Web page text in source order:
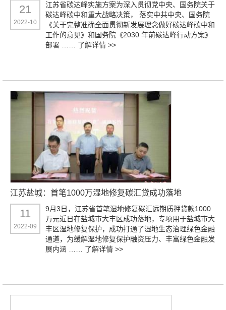
21
2022-10
江苏省碳达峰实施方案为深入贯彻党中央、国务院关于
碳达峰碳中和重大战略决策， 落实中共中央、国务院
《关于完整准确全面贯彻新发展理念做好碳达峰碳中和
工作的意见》和国务院《2030 年前碳达峰行动方案》
部署 …… 了解详情 >>
江苏盐城：首笔1000万湿地修复碳汇贷成功落地
11
2022-09
9月3日，江苏省首笔湿地修复碳汇远期质押贷款1000
万元近日在盐城市大丰区成功落地，专项用于盐城市大
丰区湿地修复保护，成功打通了湿地生态治理绿色金融
通道，为缓解湿地修复保护融资压力、丰富绿色金融发
展内涵 …… 了解详情 >>